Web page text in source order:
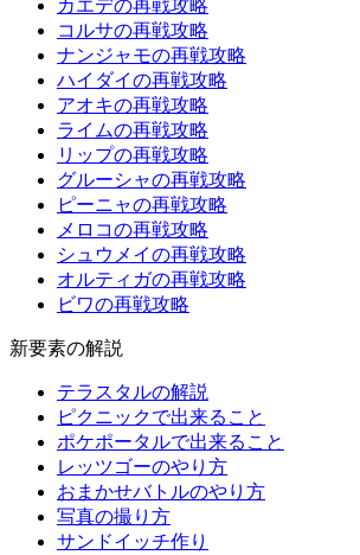
カエデの再戦攻略
コルサの再戦攻略
ナンジャモの再戦攻略
ハイダイの再戦攻略
アオキの再戦攻略
ライムの再戦攻略
リップの再戦攻略
グルーシャの再戦攻略
ピーニャの再戦攻略
メロコの再戦攻略
シュウメイの再戦攻略
オルティガの再戦攻略
ビワの再戦攻略
新要素の解説
テラスタルの解説
ピクニックで出来ること
ポケポータルで出来ること
レッツゴーのやり方
おまかせバトルのやり方
写真の撮り方
サンドイッチ作り